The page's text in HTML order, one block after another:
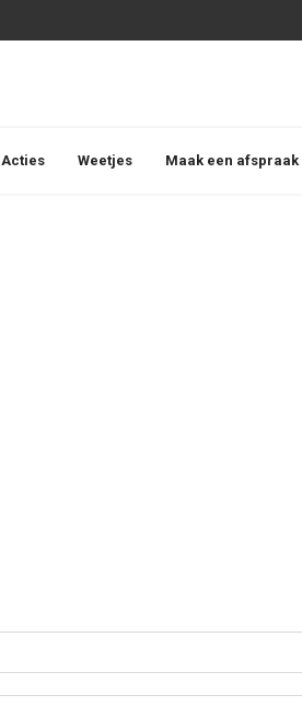
Acties Weetjes Maak een afspraak